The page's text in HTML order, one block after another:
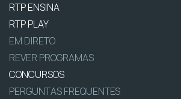
RTP ENSINA
RTP PLAY
EM DIRETO
REVER PROGRAMAS
CONCURSOS
PERGUNTAS FREQUENTES